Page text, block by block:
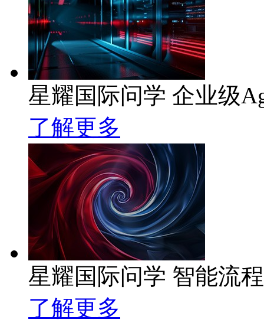
星耀国际问学 企业级
了解更多
星耀国际问学 智能流
了解更多